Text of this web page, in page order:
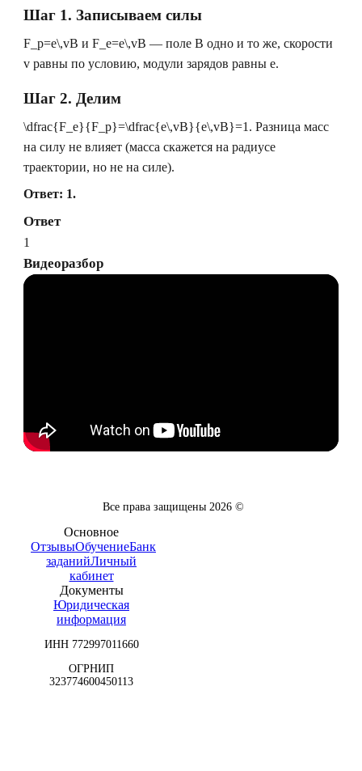
Шаг 1. Записываем силы
F_p=e\,vB и F_e=e\,vB — поле B одно и то же, скорости
v равны по условию, модули зарядов равны e.
Шаг 2. Делим
\dfrac{F_e}{F_p}=\dfrac{e\,vB}{e\,vB}=1 . Разница масс
на силу не влияет (масса скажется на радиусе
траектории, но не на силе).
Ответ: 1.
Ответ
1
Видеоразбор
Все права защищены2026 ©
Основное
ОтзывыОбучениеБанк
заданийЛичный
кабинет
Документы
Юридическая
информация
ИНН 772997011660
ОГРНИП
323774600450113